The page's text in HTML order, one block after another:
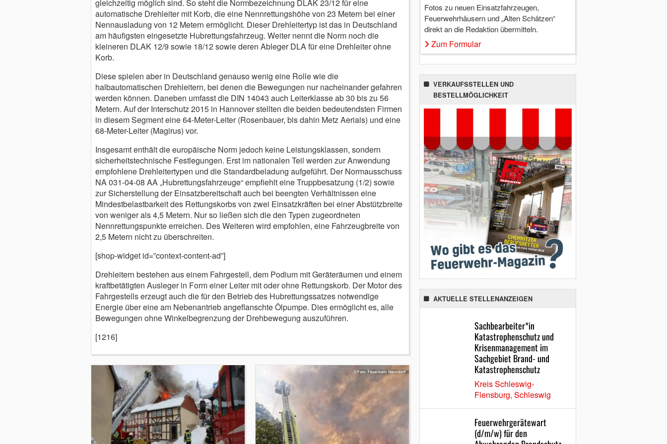
gleichzeitig möglich sind. So steht die Normbezeichnung DLAK 23/12 für eine
automatische Drehleiter mit Korb, die eine Nennrettungshöhe von 23 Metern bei einer
Nennausladung von 12 Metern ermöglicht. Dieser Drehleitertyp ist das in Deutschland
am häufigsten eingesetzte Hubrettungsfahrzeug. Weiter nennt die Norm noch die
kleineren DLAK 12/9 sowie 18/12 sowie deren Ableger DLA für eine Drehleiter ohne
Korb.
Diese spielen aber in Deutschland genauso wenig eine Rolle wie die
halbautomatischen Drehleitern, bei denen die Bewegungen nur nacheinander gefahren
werden können. Daneben umfasst die DIN 14043 auch Leiterklasse ab 30 bis zu 56
Metern. Auf der Interschutz 2015 in Hannover stellten die beiden bedeutendsten Firmen
in diesem Segment eine 64-Meter-Leiter (Rosenbauer, bis dahin Metz Aerials) und eine
68-Meter-Leiter (Magirus) vor.
Insgesamt enthält die europäische Norm jedoch keine Leistungsklassen, sondern
sicherheitstechnische Festlegungen. Erst im nationalen Teil werden zur Anwendung
empfohlene Drehleitertypen und die Standardbeladung aufgeführt. Der Normausschuss
NA 031-04-08 AA „Hubrettungsfahrzeuge“ empfiehlt eine Truppbesatzung (1/2) sowie
zur Sicherstellung der Einsatzbereitschaft auch bei beengten Verhältnissen eine
Mindestbelastbarkeit des Rettungskorbs von zwei Einsatzkräften bei einer Abstützbreite
von weniger als 4,5 Metern. Nur so ließen sich die den Typen zugeordneten
Nennrettungspunkte erreichen. Des Weiteren wird empfohlen, eine Fahrzeugbreite von
2,5 Metern nicht zu überschreiten.
[shop-widget id=”context-content-ad”]
Drehleitern bestehen aus einem Fahrgestell, dem Podium mit Geräteräumen und einem
kraftbetätigten Ausleger in Form einer Leiter mit oder ohne Rettungskorb. Der Motor des
Fahrgestells erzeugt auch die für den Betrieb des Hubrettungssatzes notwendige
Energie über eine am Nebenantrieb angeflanschte Ölpumpe. Dies ermöglicht es, alle
Bewegungen ohne Winkelbegrenzung der Drehbewegung auszuführen.
[1216]
Fotos zu neuen Einsatzfahrzeugen,
Feuerwehrhäusern und „Alten Schätzen“
direkt an die Redaktion übermitteln.
Zum Formular
VERKAUFSSTELLEN UND
BESTELLMÖGLICHKEIT
AKTUELLE STELLENANZEIGEN
Sachbearbeiter*in
Katastrophenschutz und
Krisenmanagement im
Sachgebiet Brand- und
Katastrophenschutz
Kreis Schleswig-
Flensburg, Schleswig
Feuerwehrgerätewart
(d/m/w) für den